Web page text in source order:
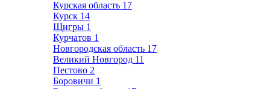
Курская область 17
Курск 14
Щигры 1
Курчатов 1
Новгородская область 17
Великий Новгород 11
Пестово 2
Боровичи 1